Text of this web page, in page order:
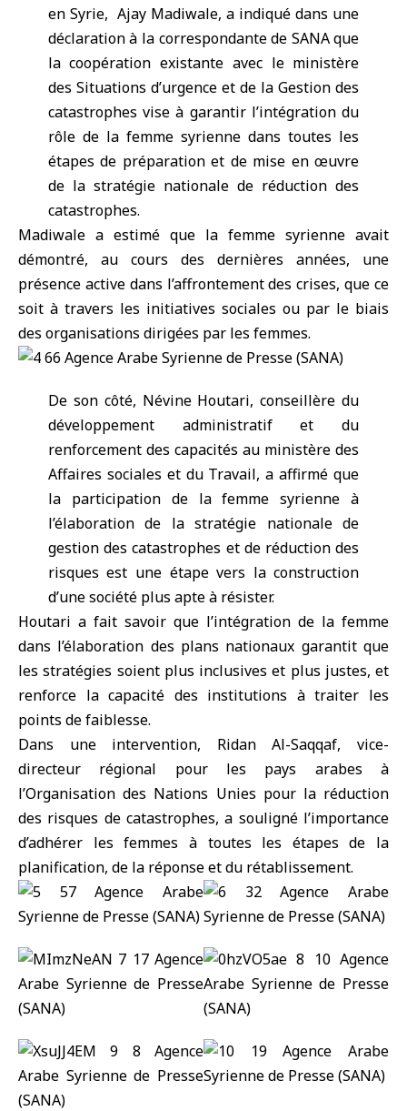
en Syrie, ‎ Ajay Madiwale, a indiqué dans une
déclaration à la correspondante de SANA que
la coopération existante avec le ministère
des Situations d’urgence et de la Gestion des
catastrophes vise à garantir l’intégration du
rôle de la femme syrienne dans toutes les
étapes de préparation et de mise en œuvre
de la stratégie nationale de réduction des
catastrophes.
Madiwale a estimé que la femme syrienne avait
démontré, au cours des dernières années, une
présence active dans l’affrontement des crises, que ce
soit à travers les initiatives sociales ou par le biais
des organisations dirigées par les femmes.
De son côté, Névine Houtari, conseillère du
développement administratif et du
renforcement des capacités au ministère des
Affaires sociales et du Travail, a affirmé que
la participation de la femme syrienne à
l’élaboration de la stratégie nationale de
gestion des catastrophes et de réduction des
risques est une étape vers la construction
d’une société plus apte à résister.
Houtari a fait savoir que l’intégration de la femme
dans l’élaboration des plans nationaux garantit que
les stratégies soient plus inclusives et plus justes, et
renforce la capacité des institutions à traiter les
points de faiblesse.
Dans une intervention, Ridan Al-Saqqaf, vice-
directeur régional pour les pays arabes à
l’Organisation des Nations Unies pour la réduction
des risques de catastrophes, a souligné l’importance
d’adhérer les femmes à toutes les étapes de la
planification, de la réponse et du rétablissement.